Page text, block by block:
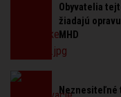
Obyvatelia
žiadajú
MHD
Neznesiteľné